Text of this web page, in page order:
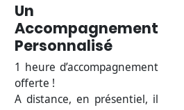
Un
Accompagnement
Personnalisé
1 heure d’accompagnement
offerte !
A distance, en présentiel, il